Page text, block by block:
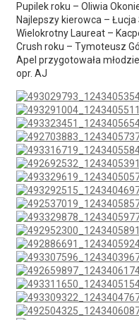
Pupilek roku – Oliwia
Najlepszy kierowca –
Wielokrotny Laureat –
Crush roku – Tymoteusz
Apel przygotowała
opr. AJ